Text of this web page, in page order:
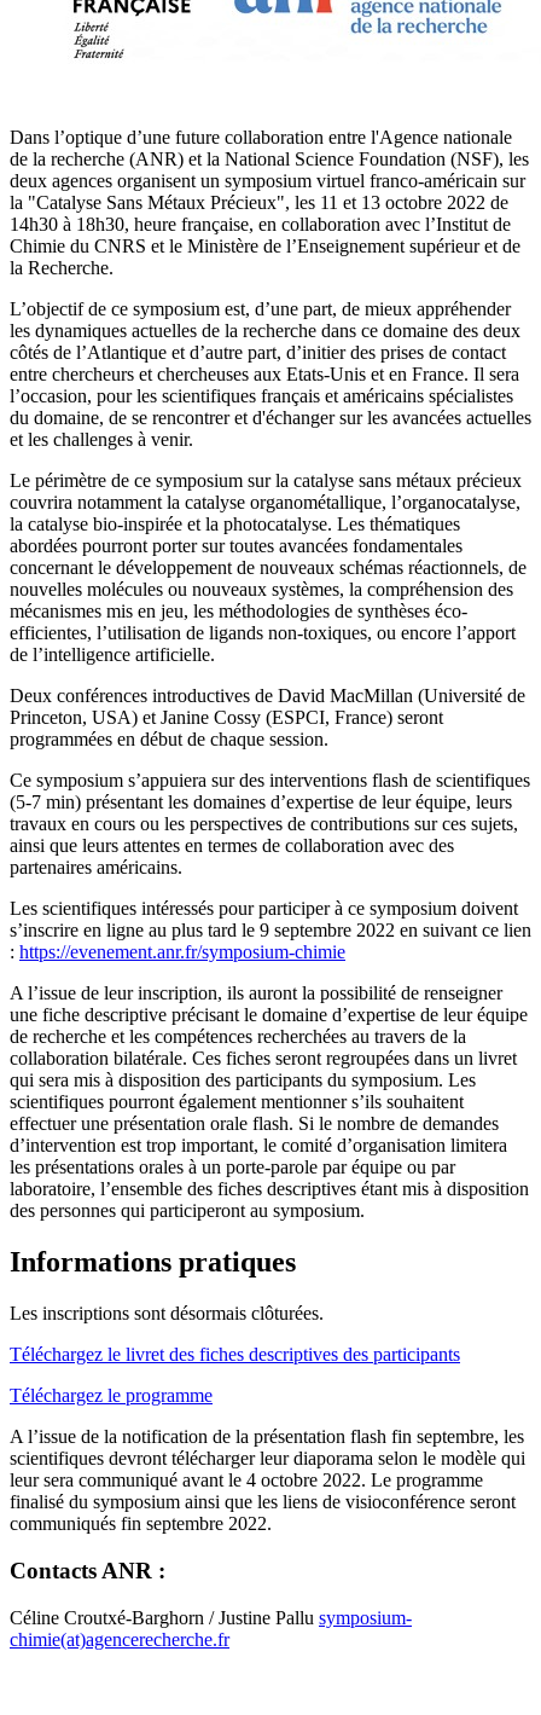
Dans l’optique d’une future collaboration entre l'Agence nationale
de la recherche (ANR) et la National Science Foundation (NSF), les
deux agences organisent un symposium virtuel franco-américain sur
la "Catalyse Sans Métaux Précieux", les 11 et 13 octobre 2022 de
14h30 à 18h30, heure française, en collaboration avec l’Institut de
Chimie du CNRS et le Ministère de l’Enseignement supérieur et de
la Recherche.
L’objectif de ce symposium est, d’une part, de mieux appréhender
les dynamiques actuelles de la recherche dans ce domaine des deux
côtés de l’Atlantique et d’autre part, d’initier des prises de contact
entre chercheurs et chercheuses aux Etats-Unis et en France. Il sera
l’occasion, pour les scientifiques français et américains spécialistes
du domaine, de se rencontrer et d'échanger sur les avancées actuelles
et les challenges à venir.
Le périmètre de ce symposium sur la catalyse sans métaux précieux
couvrira notamment la catalyse organométallique, l’organocatalyse,
la catalyse bio-inspirée et la photocatalyse. Les thématiques
abordées pourront porter sur toutes avancées fondamentales
concernant le développement de nouveaux schémas réactionnels, de
nouvelles molécules ou nouveaux systèmes, la compréhension des
mécanismes mis en jeu, les méthodologies de synthèses éco-
efficientes, l’utilisation de ligands non-toxiques, ou encore l’apport
de l’intelligence artificielle.
Deux conférences introductives de David MacMillan (Université de
Princeton, USA) et Janine Cossy (ESPCI, France) seront
programmées en début de chaque session.
Ce symposium s’appuiera sur des interventions flash de scientifiques
(5-7 min) présentant les domaines d’expertise de leur équipe, leurs
travaux en cours ou les perspectives de contributions sur ces sujets,
ainsi que leurs attentes en termes de collaboration avec des
partenaires américains.
Les scientifiques intéressés pour participer à ce symposium doivent
s’inscrire en ligne au plus tard le 9 septembre 2022 en suivant ce lien
: https://evenement.anr.fr/symposium-chimie
A l’issue de leur inscription, ils auront la possibilité de renseigner
une fiche descriptive précisant le domaine d’expertise de leur équipe
de recherche et les compétences recherchées au travers de la
collaboration bilatérale. Ces fiches seront regroupées dans un livret
qui sera mis à disposition des participants du symposium. Les
scientifiques pourront également mentionner s’ils souhaitent
effectuer une présentation orale flash. Si le nombre de demandes
d’intervention est trop important, le comité d’organisation limitera
les présentations orales à un porte-parole par équipe ou par
laboratoire, l’ensemble des fiches descriptives étant mis à disposition
des personnes qui participeront au symposium.
Informations pratiques
Les inscriptions sont désormais clôturées.
Téléchargez le livret des fiches descriptives des participants
Téléchargez le programme
A l’issue de la notification de la présentation flash fin septembre, les
scientifiques devront télécharger leur diaporama selon le modèle qui
leur sera communiqué avant le 4 octobre 2022. Le programme
finalisé du symposium ainsi que les liens de visioconférence seront
communiqués fin septembre 2022.
Contacts ANR :
Céline Croutxé-Barghorn / Justine Pallu symposium-
chimie(at)agencerecherche.fr